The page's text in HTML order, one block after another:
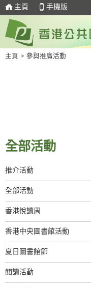
主頁 手機版
主頁 > 參與推廣活動
全部活動
推介活動
全部活動
香港悅讀周
香港中央圖書館活動
夏日圖書館節
閱讀活動